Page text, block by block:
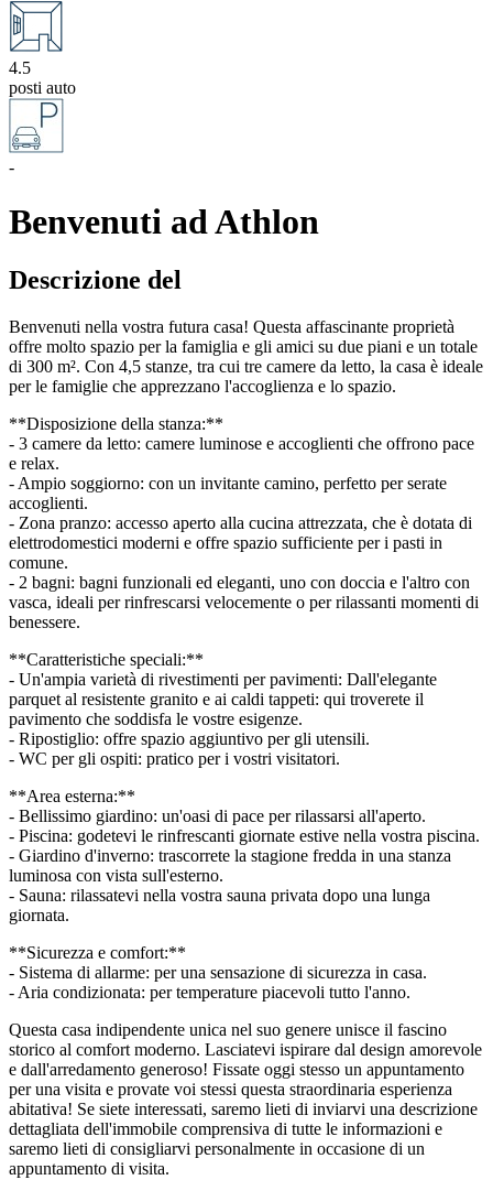
4.5
posti auto
-
Benvenuti ad Athlon
Descrizione del
Benvenuti nella vostra futura casa! Questa affascinante proprietà
offre molto spazio per la famiglia e gli amici su due piani e un totale
di 300 m². Con 4,5 stanze, tra cui tre camere da letto, la casa è ideale
per le famiglie che apprezzano l'accoglienza e lo spazio.
**Disposizione della stanza:**
- 3 camere da letto: camere luminose e accoglienti che offrono pace
e relax.
- Ampio soggiorno: con un invitante camino, perfetto per serate
accoglienti.
- Zona pranzo: accesso aperto alla cucina attrezzata, che è dotata di
elettrodomestici moderni e offre spazio sufficiente per i pasti in
comune.
- 2 bagni: bagni funzionali ed eleganti, uno con doccia e l'altro con
vasca, ideali per rinfrescarsi velocemente o per rilassanti momenti di
benessere.
**Caratteristiche speciali:**
- Un'ampia varietà di rivestimenti per pavimenti: Dall'elegante
parquet al resistente granito e ai caldi tappeti: qui troverete il
pavimento che soddisfa le vostre esigenze.
- Ripostiglio: offre spazio aggiuntivo per gli utensili.
- WC per gli ospiti: pratico per i vostri visitatori.
**Area esterna:**
- Bellissimo giardino: un'oasi di pace per rilassarsi all'aperto.
- Piscina: godetevi le rinfrescanti giornate estive nella vostra piscina.
- Giardino d'inverno: trascorrete la stagione fredda in una stanza
luminosa con vista sull'esterno.
- Sauna: rilassatevi nella vostra sauna privata dopo una lunga
giornata.
**Sicurezza e comfort:**
- Sistema di allarme: per una sensazione di sicurezza in casa.
- Aria condizionata: per temperature piacevoli tutto l'anno.
Questa casa indipendente unica nel suo genere unisce il fascino
storico al comfort moderno. Lasciatevi ispirare dal design amorevole
e dall'arredamento generoso! Fissate oggi stesso un appuntamento
per una visita e provate voi stessi questa straordinaria esperienza
abitativa! Se siete interessati, saremo lieti di inviarvi una descrizione
dettagliata dell'immobile comprensiva di tutte le informazioni e
saremo lieti di consigliarvi personalmente in occasione di un
appuntamento di visita.